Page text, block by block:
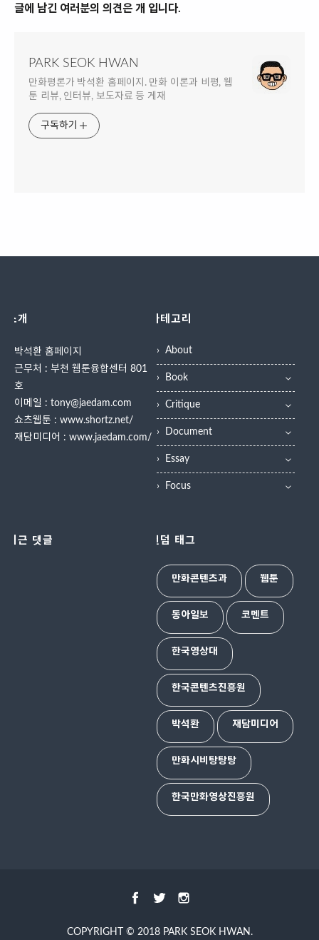
글에 남긴 여러분의 의견은 개 입니다.
PARK SEOK HWAN
만화평론가 박석환 홈페이지. 만화 이론과 비평, 웹
툰 리뷰, 인터뷰, 보도자료 등 게재
구독하기
소개
박석환 홈페이지
근무처 : 부천 웹툰융합센터 801
호
이메일 : tony@jaedam.com
쇼츠웹툰 : www.shortz.net/
재담미디어 : www.jaedam.com/
카테고리
About
Book
Critique
Document
Essay
Focus
최근 댓글 랜덤 태그
만화콘텐츠과 웹툰
동아일보 코멘트
한국영상대
한국콘텐츠진흥원
박석환 재담미디어
만화시비탕탕탕
한국만화영상진흥원
COPYRIGHT © 2018 PARK SEOK HWAN .